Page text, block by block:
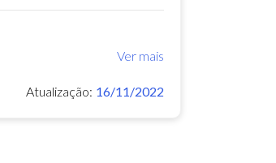
Ver mais
Atualização: 16/11/2022